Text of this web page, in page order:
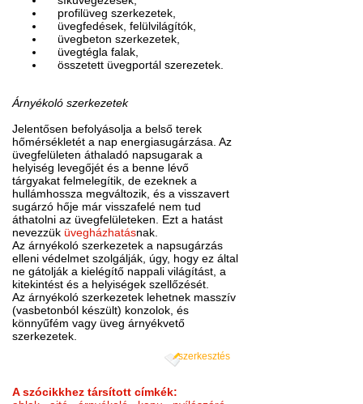
profilüveg szerkezetek,
üvegfedések, felülvilágítók,
üvegbeton szerkezetek,
üvegtégla falak,
összetett üvegportál szerezetek.
Árnyékoló szerkezetek
Jelentősen befolyásolja a belső terek
hőmérsékletét a nap energiasugárzása. Az
üvegfelületen áthaladó napsugarak a
helyiség levegőjét és a benne lévő
tárgyakat felmelegítik, de ezeknek a
hullámhossza megváltozik, és a visszavert
sugárzó hője már visszafelé nem tud
áthatolni az üvegfelületeken. Ezt a hatást
nevezzük üvegházhatásnak.
Az árnyékoló szerkezetek a napsugárzás
elleni védelmet szolgálják, úgy, hogy ez által
ne gátolják a kielégítő nappali világítást, a
kitekintést és a helyiségek szellőzését.
Az árnyékoló szerkezetek lehetnek masszív
(vasbetonból készült) konzolok, és
könnyűfém vagy üveg árnyékvető
szerkezetek.
szerkesztés
A szócikkhez társított címkék: